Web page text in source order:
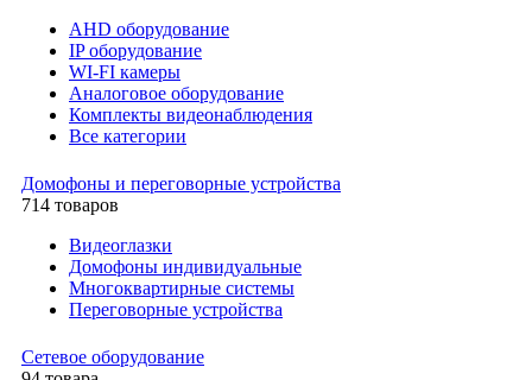
AHD оборудование
IP оборудование
WI-FI камеры
Аналоговое оборудование
Комплекты видеонаблюдения
Все категории
Домофоны и переговорные устройства
714 товаров
Видеоглазки
Домофоны индивидуальные
Многоквартирные системы
Переговорные устройства
Сетевое оборудование